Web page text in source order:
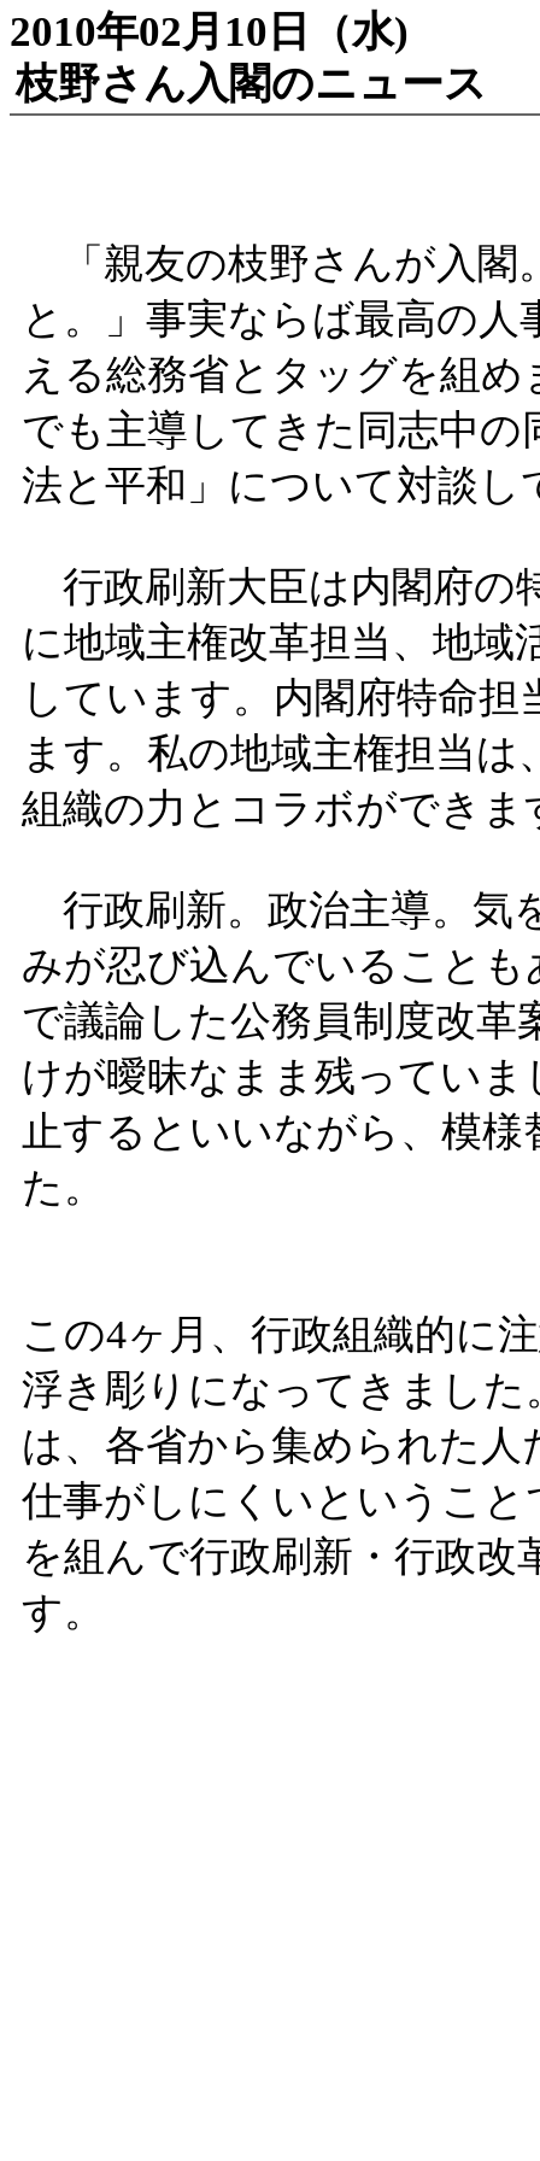
2010年02月10日（水)
枝野さん入閣のニュース
「親友の枝野さんが入閣
と。」事実ならば最高の
える総務省とタッグを組
でも主導してきた同志中
法と平和」について対談し
行政刷新大臣は内閣府の
に地域主権改革担当、地域
しています。内閣府特命
ます。私の地域主権担当
組織の力とコラボができま
行政刷新。政治主導。気
みが忍び込んでいること
で議論した公務員制度改革
けが曖昧なまま残ってい
止するといいながら、模
た。
この4ヶ月、行政組織的に
浮き彫りになってきまし
は、各省から集められた
仕事がしにくいというこ
を組んで行政刷新・行政改
す。